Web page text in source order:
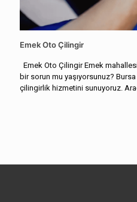
Emek Oto Çilingir
Emek Oto Çilingir Emek
bir sorun mu yaşıyorsunuz?
çilingirlik hizmetini sunuyoruz.